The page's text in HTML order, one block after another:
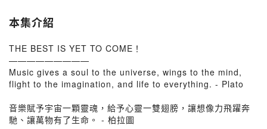
本集介紹
THE BEST IS YET TO COME！
—————————
Music gives a soul to the universe, wings to the mind,
flight to the imagination, and life to everything. - Plato
音樂賦予宇宙一顆靈魂，給予心靈一雙翅膀，讓想像力飛躍奔
馳、讓萬物有了生命。 - 柏拉圖